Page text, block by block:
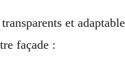
et
façade :